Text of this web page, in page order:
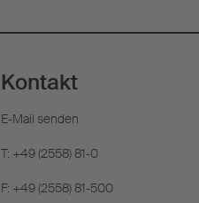
Kontakt
E-Mail senden
T: +49 (2558) 81-0
F: +49 (2558) 81-500